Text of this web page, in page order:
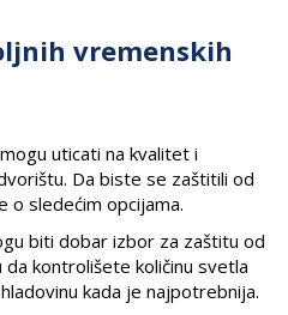
vremenskih
uticati na kvalitet i
Da biste se zaštitili od
o sledećim opcijama.
biti dobar izbor za zaštitu od
da kontrolišete količinu svetla
kada je najpotrebnija.